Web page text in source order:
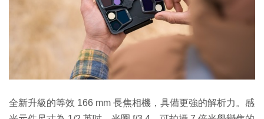
全新升級的等效 166 mm 長焦相機，具備更強的解析力。感